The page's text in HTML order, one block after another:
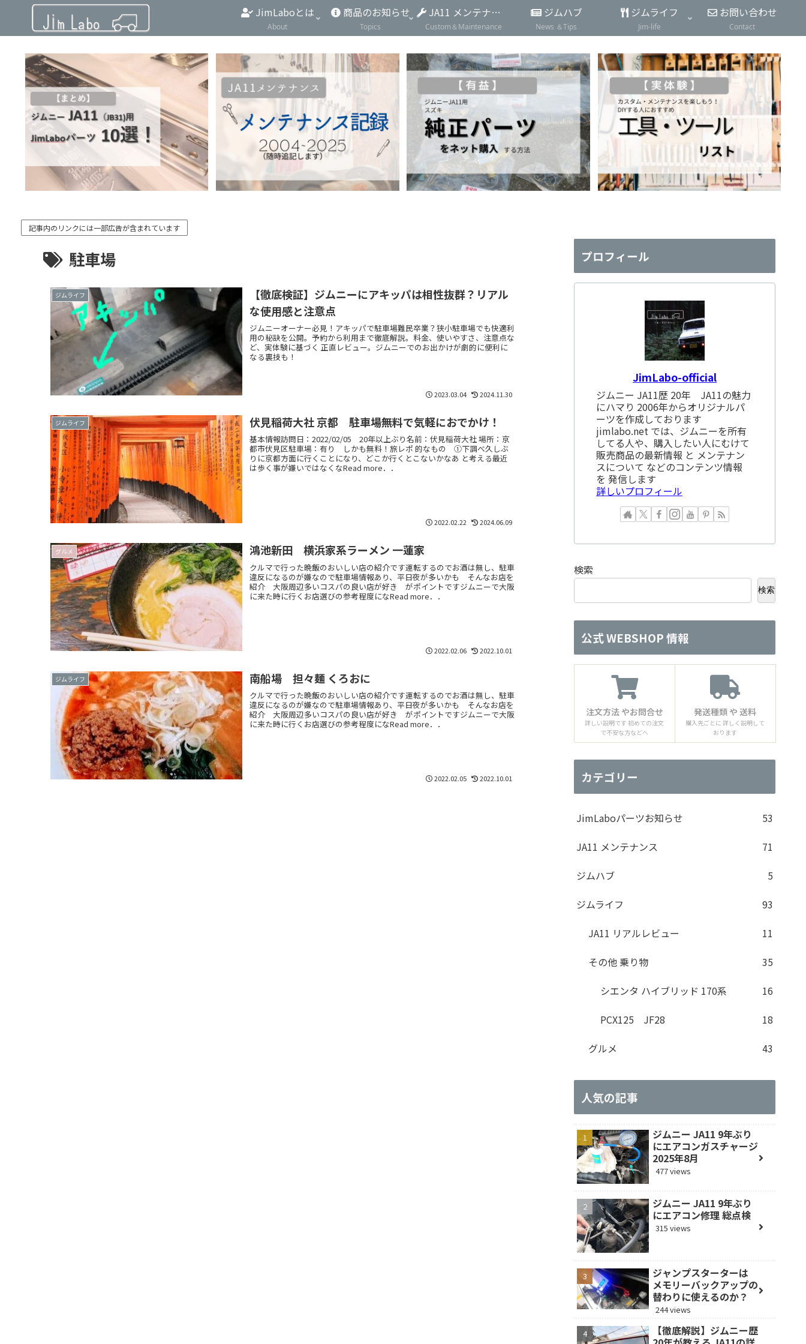
JimLaboとは
About
商品のお知らせ
Topics
JA11 メンテナンス
Custom＆Maintenance
ジムハブ
News ＆Tips
ジムライフ
Jim-life
お問い合わせ
Contact
記事内のリンクには一部広告が含まれています
駐車場
ジムライフ
【徹底検証】ジムニーにアキッパは相性抜群？リアル
な使用感と注意点
ジムニーオーナー必見！アキッパで駐車場難民卒業？狭小駐車場でも快適利
用の秘訣を公開。予約から利用まで徹底解説。料金、使いやすさ、注意点な
ど、実体験に基づく 正直レビュー。ジムニーでのお出かけが劇的に便利に
なる裏技も！
2023.03.04 2024.11.30
ジムライフ 伏見稲荷大社 京都 駐車場無料で気軽におでかけ！
基本情報訪問日：2022/02/05 20年以上ぶり名前：伏見稲荷大社 場所：京
都市伏見区駐車場：有り しかも無料！旅レポ 的なもの ①下調べ久しぶ
りに京都方面に行くことになり、どこか行くとこないかなあ と考える最近
は歩く事が嫌いではなくなRead more．．
2022.02.22 2024.06.09
グルメ 鴻池新田 横浜家系ラーメン 一蓮家
クルマで行った晩飯のおいしい店の紹介です運転するのでお酒は無し、駐車
違反になるのが嫌なので駐車場情報あり、平日夜が多いかも そんなお店を
紹介 大阪周辺多いコスパの良い店が好き がポイントですジムニーで大阪
に来た時に行くお店選びの参考程度になRead more．．
2022.02.06 2022.10.01
ジムライフ 南船場 担々麺 くろおに
クルマで行った晩飯のおいしい店の紹介です運転するのでお酒は無し、駐車
違反になるのが嫌なので駐車場情報あり、平日夜が多いかも そんなお店を
紹介 大阪周辺多いコスパの良い店が好き がポイントですジムニーで大阪
に来た時に行くお店選びの参考程度になRead more．．
2022.02.05 2022.10.01
プロフィール
JimLabo-official
ジムニー JA11歴 20年 JA11の魅力
にハマり 2006年からオリジナルパ
ーツを作成しております
jimlabo.net では、ジムニーを所有
してる人や、購入したい人にむけて
販売商品の最新情報 と メンテナン
スについて などのコンテンツ情報
を 発信します
詳しいプロフィール
検索
検索
公式 WEBSHOP 情報
注文方法 やお問合せ
詳しい説明です 初めての注文
で不安な方などへ
発送種類 や 送料
購入先ごとに 詳しく説明して
おります
カテゴリー
JimLaboパーツお知らせ
53
JA11 メンテナンス
71
ジムハブ
5
ジムライフ
93
JA11 リアルレビュー
11
その他 乗り物
35
シエンタ ハイブリッド 170系
16
PCX125 JF28
18
グルメ
43
人気の記事
ジムニー JA11 9年ぶり
にエアコンガスチャージ
2025年8月
477 views
ジムニー JA11 9年ぶり
にエアコン修理 総点検
315 views
ジャンプスターターは
メモリーバックアップの
替わりに使えるのか？
244 views
【徹底解説】ジムニー歴